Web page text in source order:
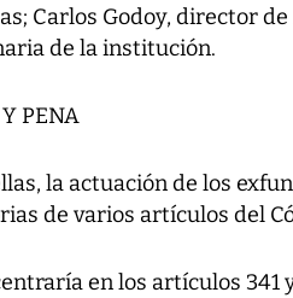
Carlos Godoy, director
de la institución.
PENA
la actuación de los
de varios artículos del
en los artículos 341